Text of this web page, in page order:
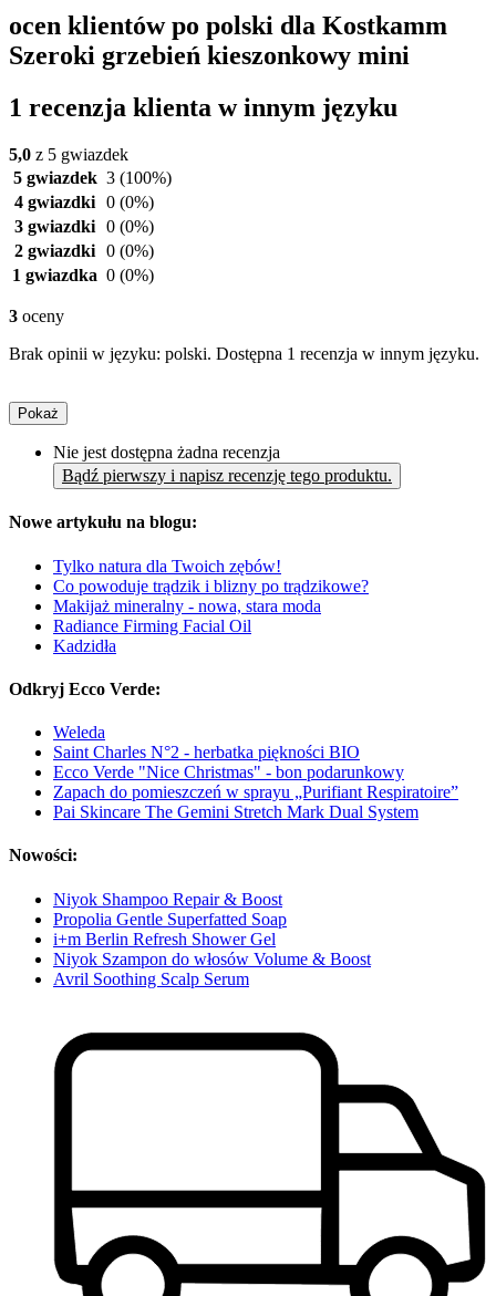
ocen klientów po polski dla Kostkamm
Szeroki grzebień kieszonkowy mini
1 recenzja klienta w innym języku
5,0 z 5 gwiazdek
5 gwiazdek 3 (100%)
4 gwiazdki 0 (0%)
3 gwiazdki 0 (0%)
2 gwiazdki 0 (0%)
1 gwiazdka 0 (0%)
3 oceny
Brak opinii w języku: polski. Dostępna 1 recenzja w innym języku.
Pokaż
Nie jest dostępna żadna recenzja
Bądź pierwszy i napisz recenzję tego produktu.
Nowe artykułu na blogu:
Tylko natura dla Twoich zębów!
Co powoduje trądzik i blizny po trądzikowe?
Makijaż mineralny - nowa, stara moda
Radiance Firming Facial Oil
Kadzidła
Odkryj Ecco Verde:
Weleda
Saint Charles N°2 - herbatka piękności BIO
Ecco Verde "Nice Christmas" - bon podarunkowy
Zapach do pomieszczeń w sprayu „Purifiant Respiratoire”
Pai Skincare The Gemini Stretch Mark Dual System
Nowości:
Niyok Shampoo Repair & Boost
Propolia Gentle Superfatted Soap
i+m Berlin Refresh Shower Gel
Niyok Szampon do włosów Volume & Boost
Avril Soothing Scalp Serum